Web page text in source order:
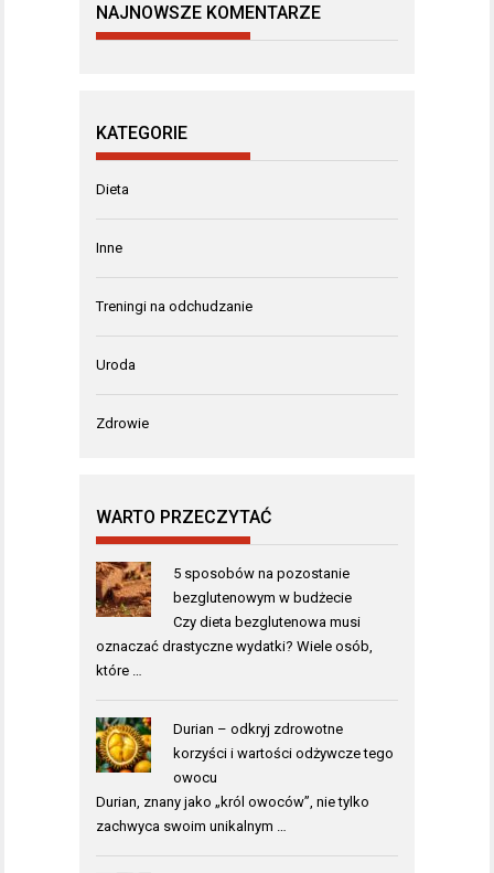
NAJNOWSZE KOMENTARZE
KATEGORIE
Dieta
Inne
Treningi na odchudzanie
Uroda
Zdrowie
WARTO PRZECZYTAĆ
5 sposobów na pozostanie
bezglutenowym w budżecie
Czy dieta bezglutenowa musi
oznaczać drastyczne wydatki? Wiele osób,
które …
Durian – odkryj zdrowotne
korzyści i wartości odżywcze tego
owocu
Durian, znany jako „król owoców”, nie tylko
zachwyca swoim unikalnym …